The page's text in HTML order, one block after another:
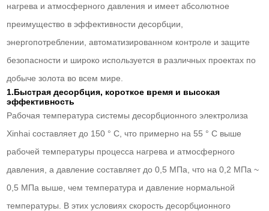
нагрева и атмосферного давления и имеет абсолютное
преимущество в эффективности десорбции,
энергопотреблении, автоматизированном контроле и защите
безопасности и широко используется в различных проектах по
добыче золота во всем мире.
1.Быстрая десорбция, короткое время и высокая
эффективность
Рабочая температура системы десорбционного электролиза
Xinhai составляет до 150 ° C, что примерно на 55 ° C выше
рабочей температуры процесса нагрева и атмосферного
давления, а давление составляет до 0,5 МПа, что на 0,2 МПа ~
0,5 МПа выше, чем температура и давление нормальной
температуры. В этих условиях скорость десорбционного